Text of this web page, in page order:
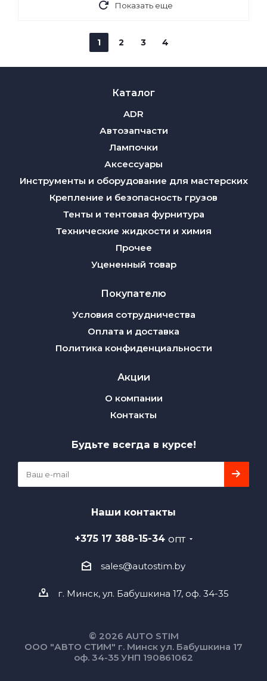
Показать еще
1 2 3 4
Каталог
ADR
Автозапчасти
Лампочки
Аксессуары
Инструменты и оборудование для мастерских
Крепление и безопасность грузов
Тенты и тентовая фурнитура
Технические жидкости и химия
Прочее
Уцененный товар
Покупателю
Условия сотрудничества
Оплата и доставка
Политика конфиденциальности
Акции
О компании
Контакты
Будьте всегда в курсе!
Наши контакты
+375 17 388-15-34 ОПТ
sales@autostim.by
г. Минск, ул. Бабушкина 17, оф. 34-35
© 2026 AUTO STIM
ООО "АВТО СТИМ" г. Минск ул. Бабушкина 17
оф. 34-35 УНП 190861062